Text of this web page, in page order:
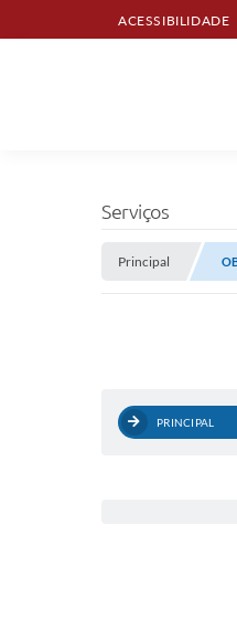
ACESSIBILIDADE
Serviços
Principal
PRINCIPAL